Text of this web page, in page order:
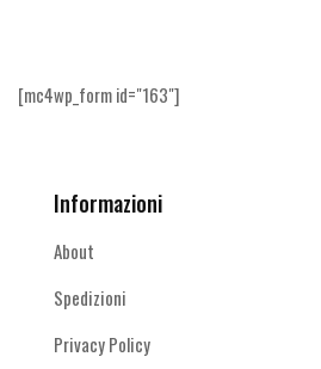
[mc4wp_form id="163"]
Informazioni
About
Spedizioni
Privacy Policy